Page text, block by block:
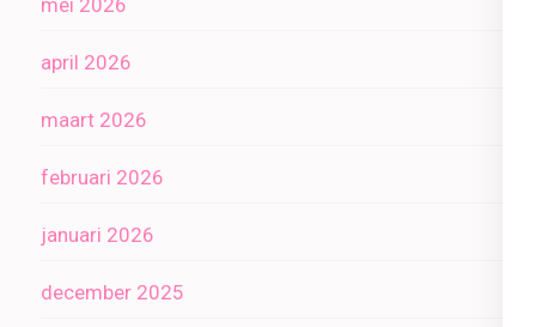
april 2026
maart 2026
februari 2026
januari 2026
december 2025